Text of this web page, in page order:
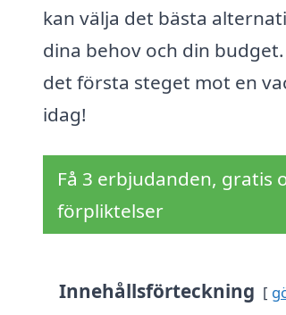
kan välja det bästa
dina behov och din
det första steget mot en
idag!
Få 3 erbjudanden, gratis
förpliktelser
Innehållsförteckning